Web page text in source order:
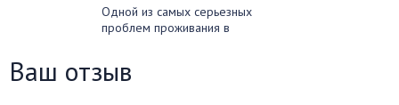
Одной из самых серьезных
проблем проживания в
Ваш отзыв